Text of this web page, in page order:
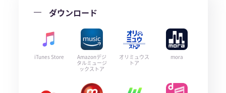
ダウンロード
iTunes Store
Amazonデジ
タルミュージ
ックストア
オリミュウス
トア
mora